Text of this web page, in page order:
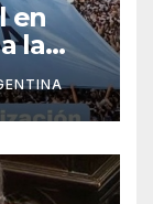
en
la